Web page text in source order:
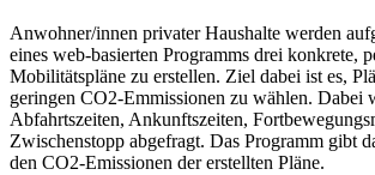
Anwohner/innen privater Haushalte werden
eines web-basierten Programms drei konkrete,
Mobilitätspläne zu erstellen. Ziel dabei ist es,
geringen CO2-Emmissionen zu wählen. Dabei
Abfahrtszeiten, Ankunftszeiten,
Zwischenstopp abgefragt. Das Programm gibt
den CO2-Emissionen der erstellten Pläne.